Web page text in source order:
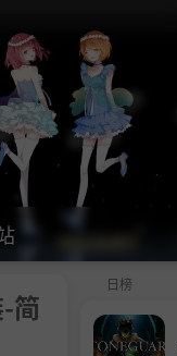
简
日榜